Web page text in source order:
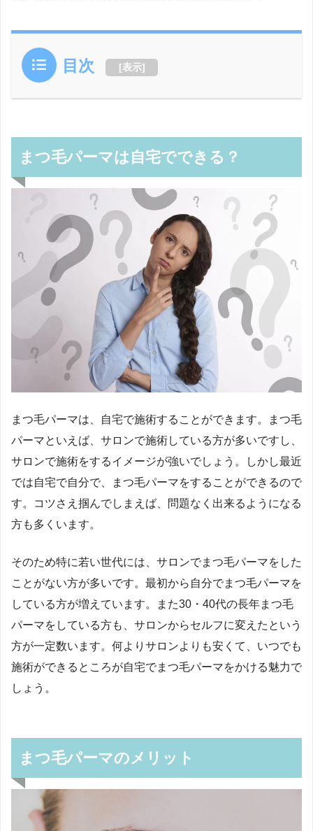
目次 [表示]
まつ毛パーマは自宅でできる？
まつ毛パーマは、自宅で施術することができます。まつ毛
パーマといえば、サロンで施術している方が多いですし、
サロンで施術をするイメージが強いでしょう。しかし最近
では自宅で自分で、まつ毛パーマをすることができるので
す。コツさえ掴んでしまえば、問題なく出来るようになる
方も多くいます。
そのため特に若い世代には、サロンでまつ毛パーマをした
ことがない方が多いです。最初から自分でまつ毛パーマを
している方が増えています。また30・40代の長年まつ毛
パーマをしている方も、サロンからセルフに変えたという
方が一定数います。何よりサロンよりも安くて、いつでも
施術ができるところが自宅でまつ毛パーマをかける魅力で
しょう。
まつ毛パーマのメリット